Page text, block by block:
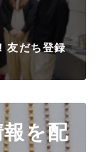
友だち登録
を配